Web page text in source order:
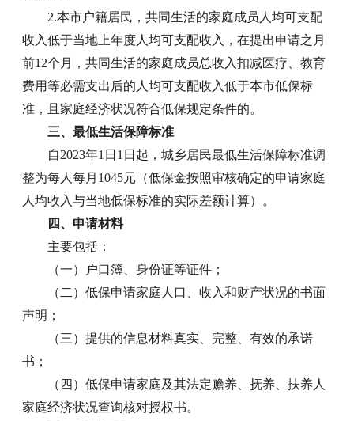
2.本市户籍居民，共同生活的家庭成员人均可支配
收入低于当地上年度人均可支配收入，在提出申请之月
前12个月，共同生活的家庭成员总收入扣减医疗、教育
费用等必需支出后的人均可支配收入低于本市低保标
准，且家庭经济状况符合低保规定条件的。
三、最低生活保障标准
自2023年1日1日起，城乡居民最低生活保障标准调
整为每人每月1045元（低保金按照审核确定的申请家庭
人均收入与当地低保标准的实际差额计算）。
四、申请材料
主要包括：
（一）户口簿、身份证等证件；
（二）低保申请家庭人口、收入和财产状况的书面
声明；
（三）提供的信息材料真实、完整、有效的承诺
书；
（四）低保申请家庭及其法定赡养、抚养、扶养人
家庭经济状况查询核对授权书。